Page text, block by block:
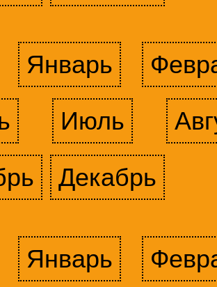
Январь
Июль
Декабрь
Январь